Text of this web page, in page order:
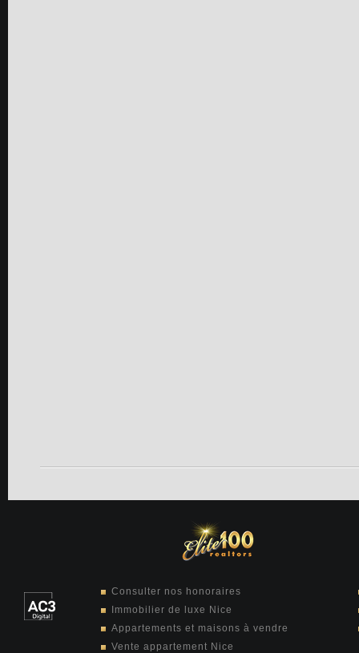
Consulter nos honoraires
Immobilier de luxe Nice
Appartements et maisons à vendre
Vente appartement Nice